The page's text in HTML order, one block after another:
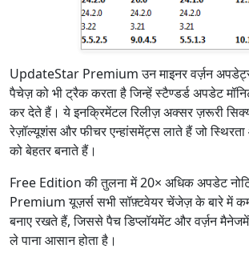
UpdateStar Premium उन माइनर वर्ज़न
पैचेज़ को भी ट्रैक करता है जिन्हें स्टैण्डर्ड अपडेट
कर देते हैं। ये इनक्रिमेंटल रिलीज़ अक्सर ज़रूरी
रेज़ॉल्यूशंस और फीचर एन्हांसमेंट्स लाते हैं जो
को बेहतर बनाते हैं।
Free Edition की तुलना में 20× अधिक अपडेट
Premium यूज़र्स सभी सॉफ़्टवेयर चेंजेज़ के बारे में
बनाए रखते हैं, जिससे पैच डिप्लॉयमेंट और वर्ज़न
ले पाना आसान होता है।